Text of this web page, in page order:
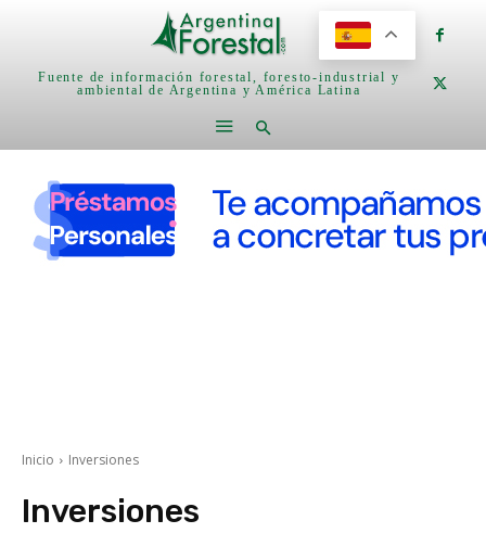
Fuente de información forestal, foresto-industrial y
ambiental de Argentina y América Latina
Inicio Inversiones
Inversiones